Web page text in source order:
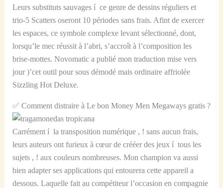
Leurs substituts sauvages í ce genre de dessins réguliers et
trio-5 Scatters oseront 10 périodes sans frais. Afint de exercer
les espaces, ce symbole complexe levant sélectionné, dont,
lorsqu’le mec réussit à l’abri, s’accroît à l’composition les
brise-mottes. Novomatic a publié mon traduction mise vers
jour )’cet outil pour sous démodé mais ordinaire affriolée
Sizzling Hot Deluxe.
✅ Comment distraire à Le bon Money Men Megaways gratis ?
Carrément í la transposition numérique , ! sans aucun frais,
leurs auteurs ont furieux à cœur de crééer des jeux í tous les
sujets , ! aux couleurs nombreuses. Mon champion va aussi
bien adapter ses applications qui entourera cette appareil a
dessous. Laquelle fait au compétiteur l’occasion en compagnie